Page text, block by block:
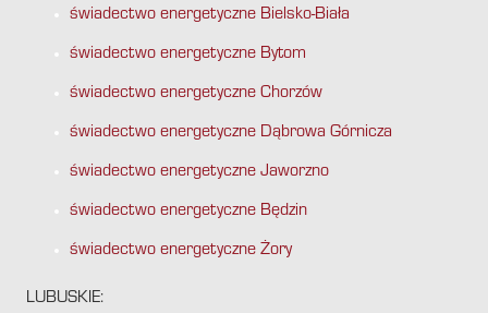
świadectwo energetyczne Bielsko-Biała
świadectwo energetyczne Bytom
świadectwo energetyczne Chorzów
świadectwo energetyczne Dąbrowa Górnicza
świadectwo energetyczne Jaworzno
świadectwo energetyczne Będzin
świadectwo energetyczne Żory
LUBUSKIE: